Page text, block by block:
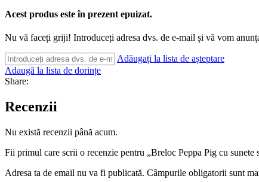
Acest produs este în prezent epuizat.
Nu vă faceți griji! Introduceți adresa dvs. de e-mail și vă vom
Adăugați la lista de așteptare
Adaugă la lista de dorințe
Share:
Recenzii
Nu există recenzii până acum.
Fii primul care scrii o recenzie pentru „Breloc Peppa Pig cu sunete
Adresa ta de email nu va fi publicată. Câmpurile obligatorii sunt